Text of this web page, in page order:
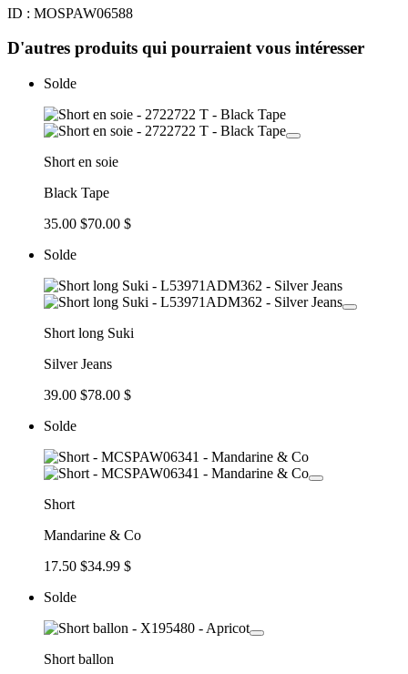
ID : MOSPAW06588
D'autres produits qui pourraient vous intéresser
Solde
Short en soie
Black Tape
35.00 $70.00 $
Solde
Short long Suki
Silver Jeans
39.00 $78.00 $
Solde
Short
Mandarine & Co
17.50 $34.99 $
Solde
Short ballon